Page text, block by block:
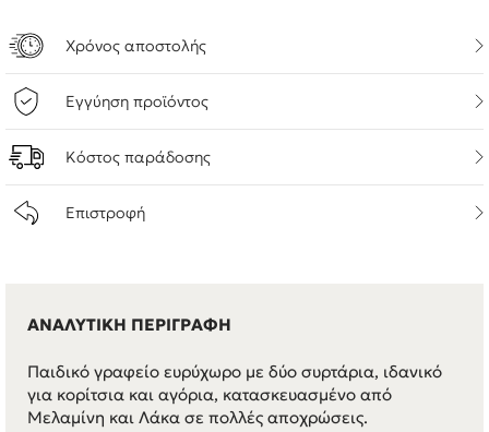
Χρόνος αποστολής
Εγγύηση προϊόντος
Κόστος παράδοσης
Επιστροφή
ΑΝΑΛΥΤΙΚΗ ΠΕΡΙΓΡΑΦΗ
Παιδικό γραφείο ευρύχωρο με δύο συρτάρια, ιδανικό
για κορίτσια και αγόρια, κατασκευασμένο από
Μελαμίνη και Λάκα σε πολλές αποχρώσεις.